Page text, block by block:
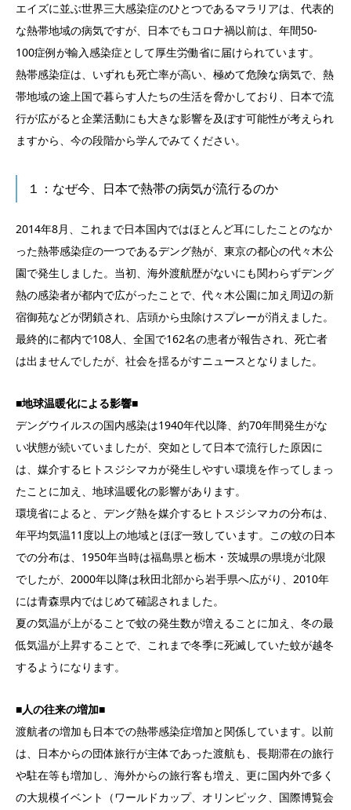
エイズに並ぶ世界三大感染症のひとつであるマラリアは、代表的
な熱帯地域の病気ですが、日本でもコロナ禍以前は、年間50-
100症例が輸入感染症として厚生労働省に届けられています。
熱帯感染症は、いずれも死亡率が高い、極めて危険な病気で、熱
帯地域の途上国で暮らす人たちの生活を脅かしており、日本で流
行が広がると企業活動にも大きな影響を及ぼす可能性が考えられ
ますから、今の段階から学んでみてください。
１：なぜ今、日本で熱帯の病気が流行るのか
2014年8月、これまで日本国内ではほとんど耳にしたことのなか
った熱帯感染症の一つであるデング熱が、東京の都心の代々木公
園で発生しました。当初、海外渡航歴がないにも関わらずデング
熱の感染者が都内で広がったことで、代々木公園に加え周辺の新
宿御苑などが閉鎖され、店頭から虫除けスプレーが消えました。
最終的に都内で108人、全国で162名の患者が報告され、死亡者
は出ませんでしたが、社会を揺るがすニュースとなりました。
■地球温暖化による影響■
デングウイルスの国内感染は1940年代以降、約70年間発生がな
い状態が続いていましたが、突如として日本で流行した原因に
は、媒介するヒトスジシマカが発生しやすい環境を作ってしまっ
たことに加え、地球温暖化の影響があります。
環境省によると、デング熱を媒介するヒトスジシマカの分布は、
年平均気温11度以上の地域とほぼ一致しています。この蚊の日本
での分布は、1950年当時は福島県と栃木・茨城県の県境が北限
でしたが、2000年以降は秋田北部から岩手県へ広がり、2010年
には青森県内ではじめて確認されました。
夏の気温が上がることで蚊の発生数が増えることに加え、冬の最
低気温が上昇することで、これまで冬季に死滅していた蚊が越冬
するようになります。
■人の往来の増加■
渡航者の増加も日本での熱帯感染症増加と関係しています。以前
は、日本からの団体旅行が主体であった渡航も、長期滞在の旅行
や駐在等も増加し、海外からの旅行客も増え、更に国内外で多く
の大規模イベント（ワールドカップ、オリンピック、国際博覧会